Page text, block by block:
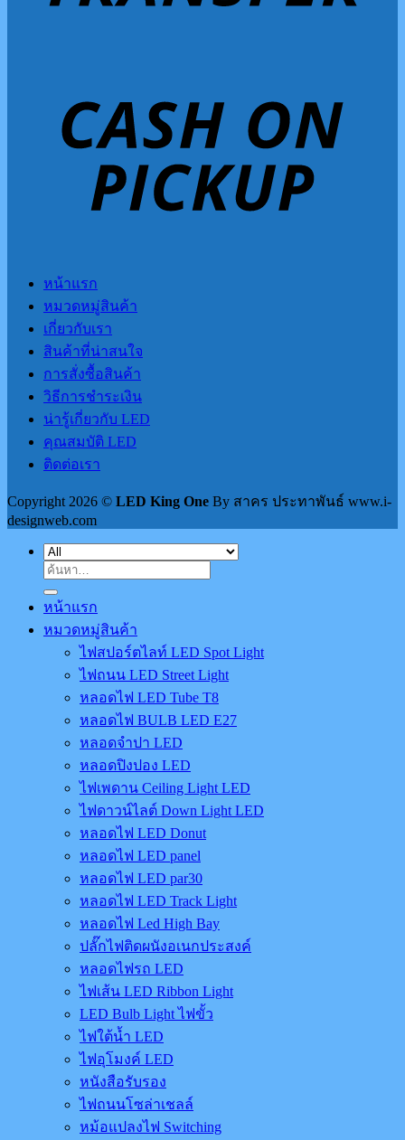
หน้าแรก
หมวดหมู่สินค้า
เกี่ยวกับเรา
สินค้าที่น่าสนใจ
การสั่งซื้อสินค้า
วิธีการชำระเงิน
น่ารู้เกี่ยวกับ LED
คุณสมบัติ LED
ติดต่อเรา
Copyright 2026 © LED King One By สาคร ประทาพันธ์ www.i-
designweb.com
ค้นหา:
หน้าแรก
หมวดหมู่สินค้า
ไฟสปอร์ตไลท์ LED Spot Light
ไฟถนน LED Street Light
หลอดไฟ LED Tube T8
หลอดไฟ BULB LED E27
หลอดจำปา LED
หลอดปิงปอง LED
ไฟเพดาน Ceiling Light LED
ไฟดาวน์ไลต์ Down Light LED
หลอดไฟ LED Donut
หลอดไฟ LED panel
หลอดไฟ LED par30
หลอดไฟ LED Track Light
หลอดไฟ Led High Bay
ปลั๊กไฟติดผนังอเนกประสงค์
หลอดไฟรถ LED
ไฟเส้น LED Ribbon Light
LED Bulb Light ไฟขั้ว
ไฟใต้น้ำ LED
ไฟอุโมงค์ LED
หนังสือรับรอง
ไฟถนนโซล่าเชลล์
หม้อแปลงไฟ Switching